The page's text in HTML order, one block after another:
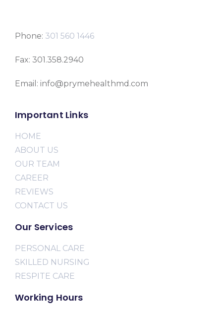
Phone: 301 560 1446
Fax: 301.358.2940
Email: info@prymehealthmd.com
Important Links
HOME
ABOUT US
OUR TEAM
CAREER
REVIEWS
CONTACT US
Our Services
PERSONAL CARE
SKILLED NURSING
RESPITE CARE
Working Hours